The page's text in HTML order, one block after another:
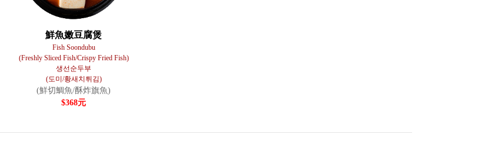
鮮魚嫩豆腐煲
Fish Soondubu
(Freshly Sliced Fish/Crispy Fried Fish)
생선순두부
(도미/황새치튀김)
(鮮切鯛魚/酥炸旗魚)
$368元